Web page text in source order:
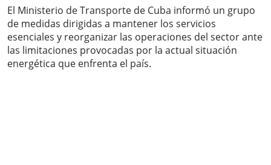
El Ministerio de Transporte de Cuba informó un grupo
de medidas dirigidas a mantener los servicios
esenciales y reorganizar las operaciones del sector ante
las limitaciones provocadas por la actual situación
energética que enfrenta el país.